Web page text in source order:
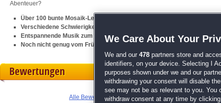
Abenteuer?
Über 100 bunte Mosaik-Level
Verschiedene Schwierigkeitsmodi für jeden Spieltyp
Entspannende Musik zum Abschalten
Noch nicht genug vom Frühling? Dann geht's direkt weiter mit
Bewertungen
Alle Bewertungen anzeigen
We Care About Your
We and our 478 partners store and
identifiers, on your device. Selecting I
purposes shown under we and our
withdrawing your consent will disable
see may not be as relevant to you. You
withdraw consent at any time by